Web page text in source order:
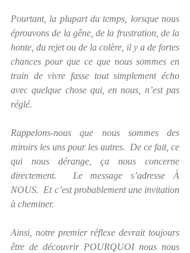
Pourtant, la plupart du temps, lorsque nous
éprouvons de la gêne, de la frustration, de la
honte, du rejet ou de la colère, il y a de fortes
chances pour que ce que nous sommes en
train de vivre fasse tout simplement écho
avec quelque chose qui, en nous, n’est pas
réglé.
Rappelons-nous que nous sommes des
miroirs les uns pour les autres.  De ce fait, ce
qui nous dérange, ça nous concerne
directement.  Le message s’adresse À
NOUS.  Et c’est probablement une invitation
à cheminer.
Ainsi, notre premier réflexe devrait toujours
être de découvrir POURQUOI nous nous